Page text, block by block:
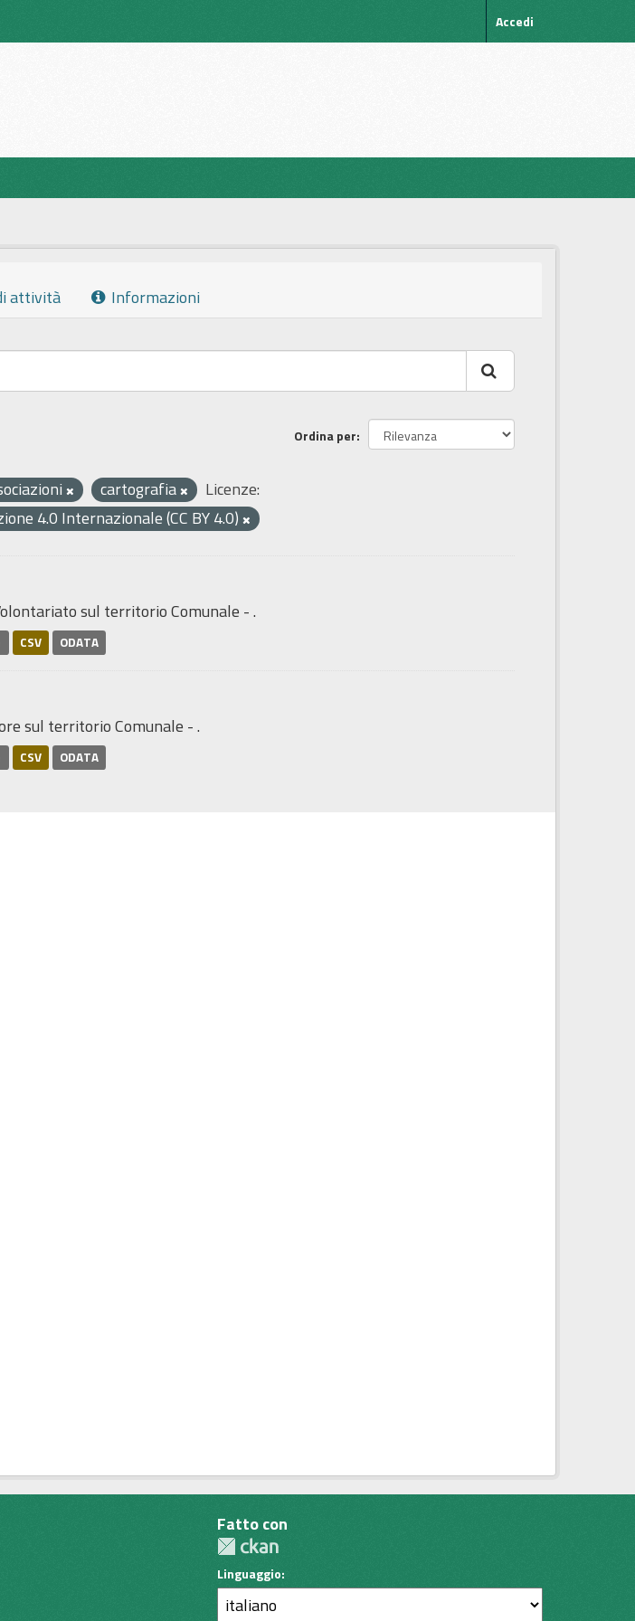
Accedi
attività Informazioni
Ordina per
cartografia
Licenze:
4.0 Internazionale (CC BY 4.0)
sul territorio Comunale - .
CSV ODATA
sul territorio Comunale - .
CSV ODATA
Fatto con
Linguaggio